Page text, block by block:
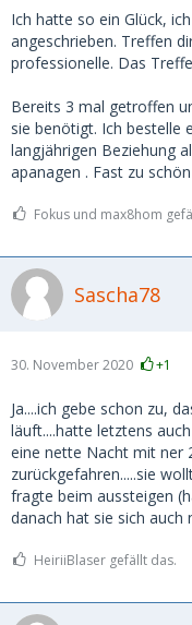
Ich hatte so ein Glück,
angeschrieben. Treffen
professionelle. Das
Bereits 3 mal getroffen
sie benötigt. Ich bestelle
langjährigen Beziehung
apanagen . Fast zu
Fokus und max8hom
Sascha78
30. November 2020 +1
Ja....ich gebe schon zu,
läuft....hatte letztens
eine nette Nacht mit ner
zurückgefahren.....sie
fragte beim aussteigen
danach hat sie sich auch
HeiriiBlaser gefällt das.